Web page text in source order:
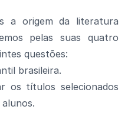
a origem da literatura
pelas suas quatro
questões:
brasileira.
os títulos selecionados